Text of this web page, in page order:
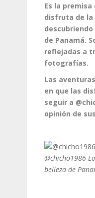
Es la
disfruta de la
de Panamá.
reflejadas a
fotografías.
Las
en que las
seguir a
opinión de
@chicho1986
belleza de